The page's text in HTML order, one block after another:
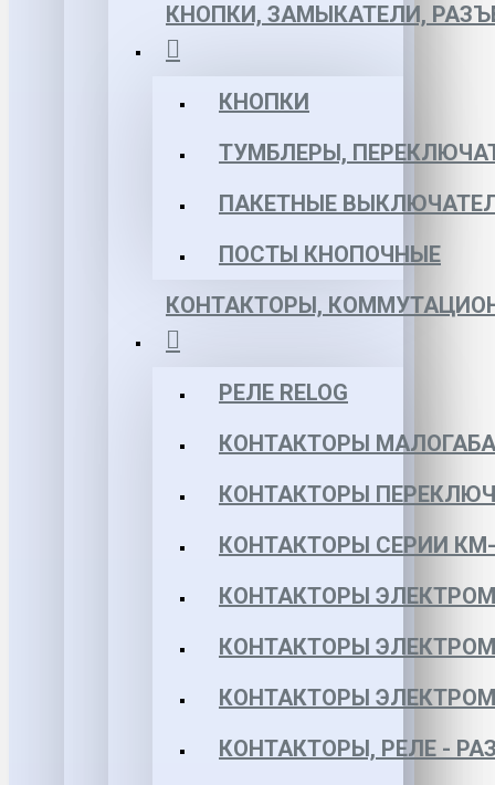
КНОПКИ, ЗАМЫКАТЕЛИ,
КНОПКИ
ТУМБЛЕРЫ,
ПАКЕТНЫЕ
ПОСТЫ КНОПОЧНЫЕ
КОНТАКТОРЫ,
РЕЛЕ RELOG
КОНТАКТОРЫ
КОНТАКТОРЫ
КОНТАКТОРЫ СЕРИИ КМ-
КОНТАКТОРЫ
КОНТАКТОРЫ
КОНТАКТОРЫ
КОНТАКТОРЫ, РЕЛЕ -